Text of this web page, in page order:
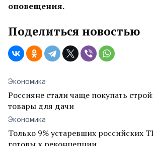
оповещения.
Поделиться новостью
Экономика
Россияне стали чаще покупать
товары для дачи
Экономика
Только 9% устаревших российских